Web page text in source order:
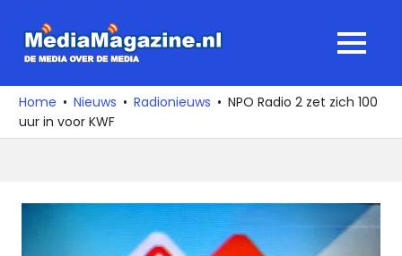
naar
media
over
de
MENU
Home Nieuws Radionieuws
NPO Radio 2 zet zich 100
uur in voor KWF